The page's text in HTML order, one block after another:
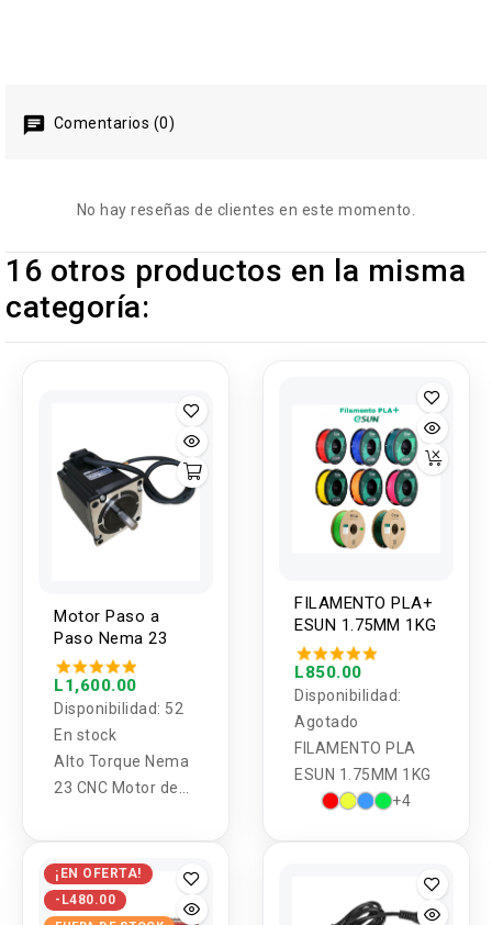
Comentarios (0)
No hay reseñas de clientes en este momento.
16 otros productos en la misma
categoría:
Motor Paso a
Paso Nema 23
L1,600.00
Disponibilidad: 52
En stock
Alto Torque Nema
23 CNC Motor de
1.8Nm
FILAMENTO PLA+
ESUN 1.75MM 1KG
L850.00
Disponibilidad:
Agotado
FILAMENTO PLA
ESUN 1.75MM 1KG
+4
¡EN OFERTA!
-L480.00